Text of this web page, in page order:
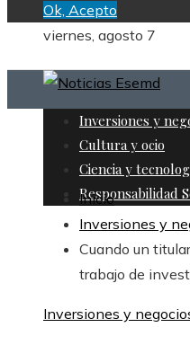
Ok, Acepto
viernes, agosto 7
Inversiones y
Cultura y ocio
Ciencia y
Responsabilidad
Inicio
Inversiones y
Cuando un
trabajo de
Inversiones y